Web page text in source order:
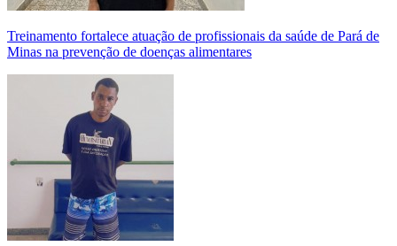
Treinamento fortalece atuação de profissionais da saúde de Pará de
Minas na prevenção de doenças alimentares